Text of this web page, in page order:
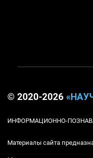
© 2020-2026
ИНФОРМАЦИОННО-
Материалы сайта